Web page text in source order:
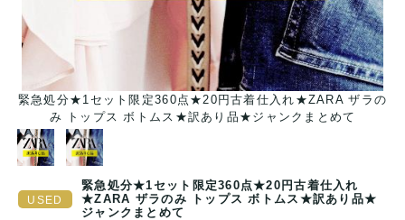
緊急処分★1セット限定360点★20円古着仕入れ★ZARA ザラの
み トップス ボトムス★訳あり品★ジャンクまとめて
緊急処分★1セット限定360点★20円古着仕入れ
★ZARA ザラのみ トップス ボトムス★訳あり品★
ジャンクまとめて